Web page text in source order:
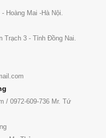
Hoàng Mai -Hà Nội.
Trạch 3 - Tỉnh Đồng Nai.
/ 0972-609-736 Mr. Tứ